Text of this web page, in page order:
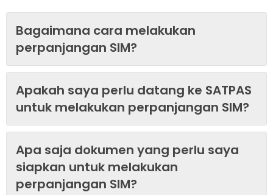
Bagaimana cara melakukan
perpanjangan SIM?
Apakah saya perlu datang ke SATPAS
untuk melakukan perpanjangan SIM?
Apa saja dokumen yang perlu saya
siapkan untuk melakukan
perpanjangan SIM?